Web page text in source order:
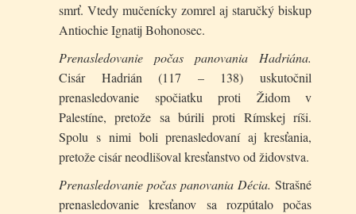
smrť. Vtedy mučenícky zomrel aj staručký biskup
Antiochie Ignatij Bohonosec.
Prenasledovanie počas panovania Hadriána.
Cisár Hadrián (117 – 138) uskutočnil
prenasledovanie spočiatku proti Židom v
Palestíne, pretože sa búrili proti Rímskej ríši.
Spolu s nimi boli prenasledovaní aj kresťania,
pretože cisár neodlišoval kresťanstvo od židovstva.
Prenasledovanie počas panovania Décia. Strašné
prena­sledovanie kresťanov sa rozpútalo počas